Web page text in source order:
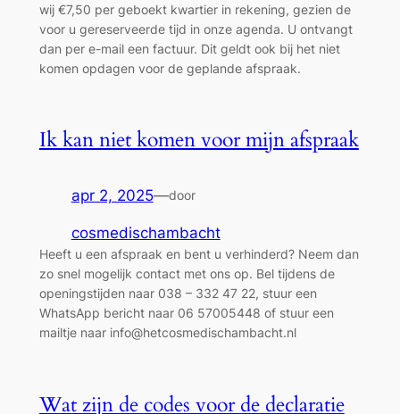
wij €7,50 per geboekt kwartier in rekening, gezien de
voor u gereserveerde tijd in onze agenda. U ontvangt
dan per e-mail een factuur. Dit geldt ook bij het niet
komen opdagen voor de geplande afspraak.
Ik kan niet komen voor mijn afspraak
apr 2, 2025—door
cosmedischambacht
Heeft u een afspraak en bent u verhinderd? Neem dan
zo snel mogelijk contact met ons op. Bel tijdens de
openingstijden naar 038 – 332 47 22, stuur een
WhatsApp bericht naar 06 57005448 of stuur een
mailtje naar info@hetcosmedischambacht.nl
Wat zijn de codes voor de declaratie